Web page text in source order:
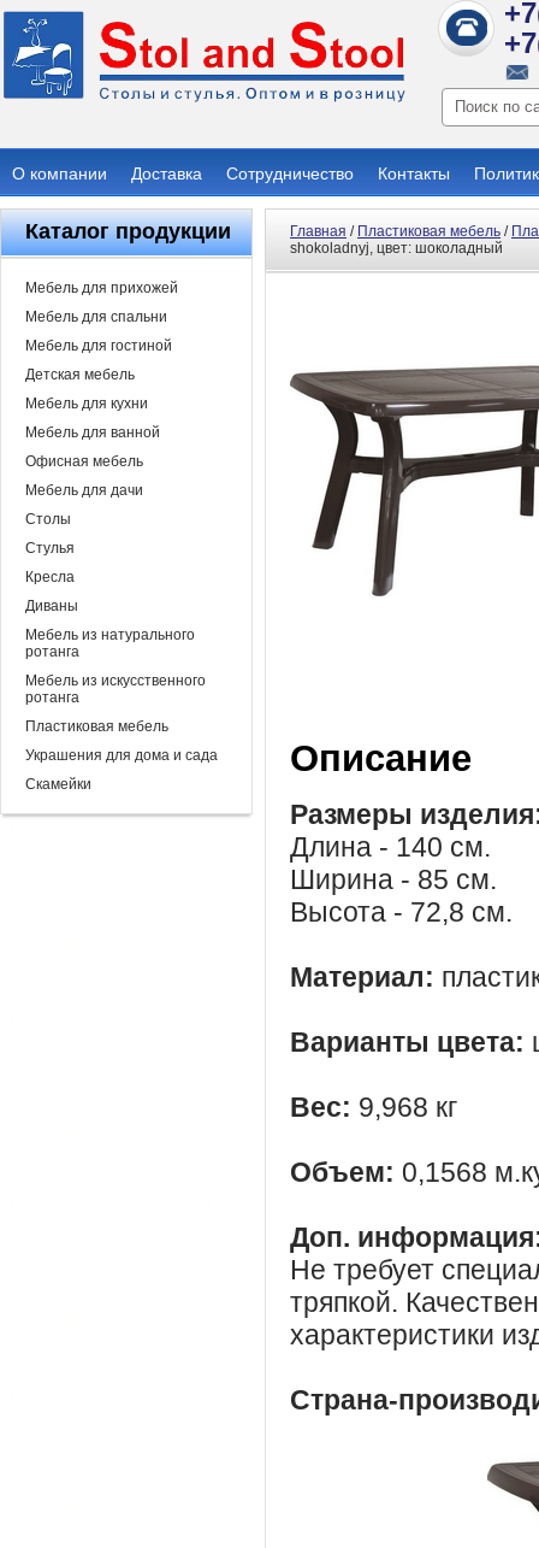
О компании Доставка Сотрудничество Контакты
Каталог продукции
Мебель для прихожей
Мебель для спальни
Мебель для гостиной
Детская мебель
Мебель для кухни
Мебель для ванной
Офисная мебель
Мебель для дачи
Столы
Стулья
Кресла
Диваны
Мебель из натурального
ротанга
Мебель из искусственного
ротанга
Пластиковая мебель
Украшения для дома и сада
Скамейки
Главная / Пластиковая мебель /
shokoladnyj, цвет: шоколадный
Описание
Размеры
Длина - 140 см.
Ширина - 85 см.
Высота - 72,8 см.
Материал:
Варианты цвета:
Вес: 9,968 кг
Объем: 0,1568
Доп.
Не требует
тряпкой.
характеристики
Страна-